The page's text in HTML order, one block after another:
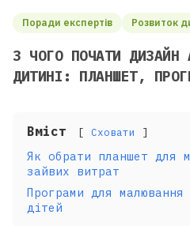
Поради експертів Розвиток
З ЧОГО ПОЧАТИ ДИЗАЙН
ДИТИНІ: ПЛАНШЕТ,
Вміст Сховати
Як обрати планшет для
зайвих витрат
Програми для
дітей